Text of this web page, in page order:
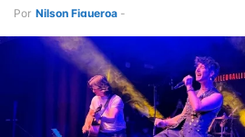
Por Nilson Figueroa -